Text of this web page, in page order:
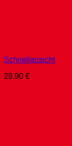
Schnellansicht
29,90 €